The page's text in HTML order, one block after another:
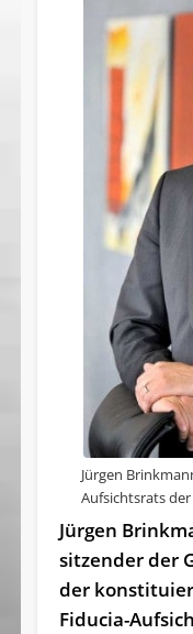
Jürgen
Aufsichtsrats der
Jürgen
sitzen­der der
der
Fiducia-